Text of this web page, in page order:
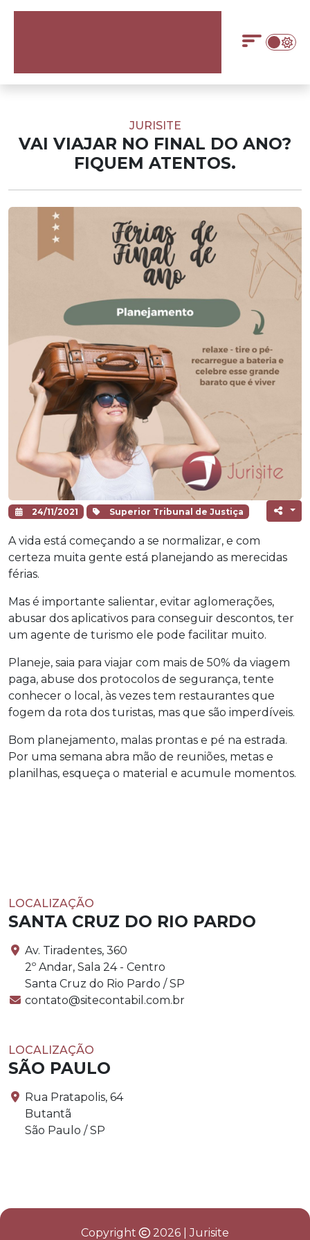
JURISITE
VAI VIAJAR NO FINAL DO ANO?
FIQUEM ATENTOS.
24/11/2021 Superior Tribunal de Justiça
A vida está começando a se normalizar, e com
certeza muita gente está planejando as merecidas
férias.
Mas é importante salientar, evitar aglomerações,
abusar dos aplicativos para conseguir descontos, ter
um agente de turismo ele pode facilitar muito.
Planeje, saia para viajar com mais de 50% da viagem
paga, abuse dos protocolos de segurança, tente
conhecer o local, às vezes tem restaurantes que
fogem da rota dos turistas, mas que são imperdíveis.
Bom planejamento, malas prontas e pé na estrada.
Por uma semana abra mão de reuniões, metas e
planilhas, esqueça o material e acumule momentos.
LOCALIZAÇÃO
SANTA CRUZ DO RIO PARDO
Av. Tiradentes, 360
2º Andar, Sala 24 - Centro
Santa Cruz do Rio Pardo / SP
contato@sitecontabil.com.br
LOCALIZAÇÃO
SÃO PAULO
Rua Pratapolis, 64
Butantã
São Paulo / SP
Copyright 2026 | Jurisite